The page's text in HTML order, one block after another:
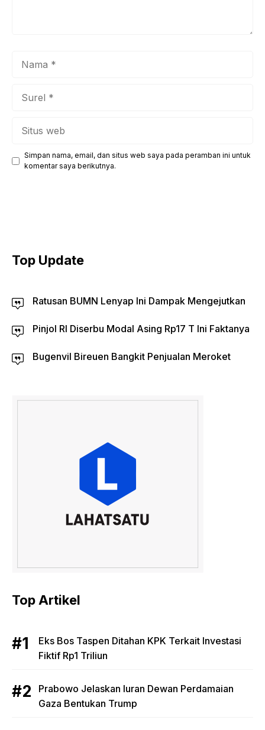
Simpan nama, email, dan situs web saya pada peramban ini untuk
komentar saya berikutnya.
Top Update
Ratusan BUMN Lenyap Ini Dampak Mengejutkan
Pinjol RI Diserbu Modal Asing Rp17 T Ini Faktanya
Bugenvil Bireuen Bangkit Penjualan Meroket
Top Artikel
Eks Bos Taspen Ditahan KPK Terkait Investasi
Fiktif Rp1 Triliun
Prabowo Jelaskan Iuran Dewan Perdamaian
Gaza Bentukan Trump